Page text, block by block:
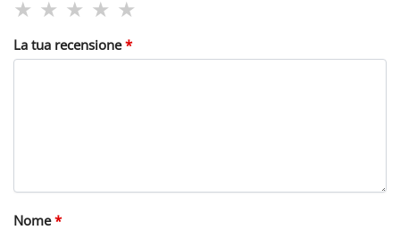
La tua recensione*
Nome*